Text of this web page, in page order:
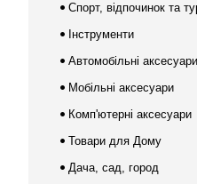
Спорт, відпочинок та
Інструменти
Автомобільні аксесуари
Мобільні аксесуари
Комп'ютерні аксесуари
Товари для Дому
Дача, сад, город